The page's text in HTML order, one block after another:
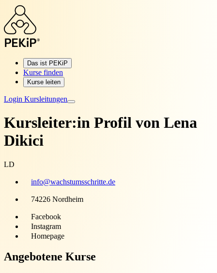
Das ist PEKiP
Kurse finden
Kurse leiten
Login Kursleitungen
Kursleiter:in Profil von Lena
Dikici
LD
info@wachstumsschritte.de
74226 Nordheim
Facebook
Instagram
Homepage
Angebotene Kurse